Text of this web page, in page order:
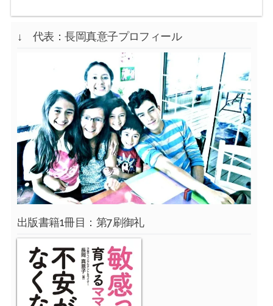
↓ 代表：長岡真意子プロフィール
出版書籍1冊目：第7刷御礼